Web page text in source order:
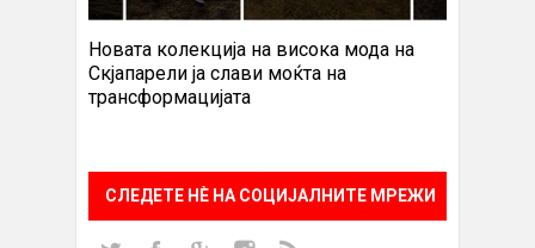
Новата колекција на висока мода на
Скјапарели ја слави моќта на
трансформацијата
СЛЕДЕТЕ НÈ НА СОЦИЈАЛНИТЕ МРЕЖИ